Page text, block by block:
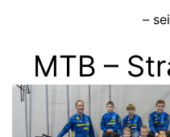
–
MTB –